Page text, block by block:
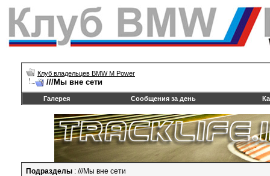
Клуб владельцев BMW M Power
///Mы вне сети
Галерея Сообщения за день
Подразделы : ///Mы вне сети